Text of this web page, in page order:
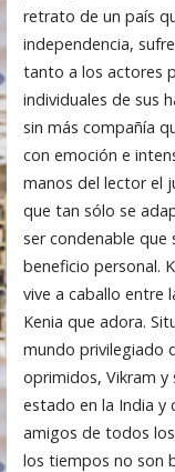
retrato de un país
independencia,
tanto a los actores
individuales de sus
sin más compañía
con emoción e
manos del lector el
que tan sólo se
ser condenable que
beneficio personal.
vive a caballo entre
Kenia que adora.
mundo privilegiado
oprimidos, Vikram y
estado en la India y
amigos de todos
los tiempos no son